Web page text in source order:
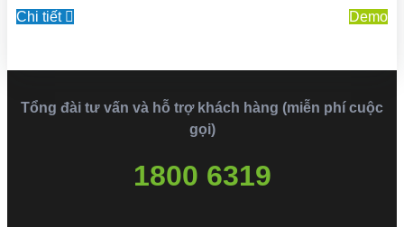
Chi tiết Demo
Tổng đài tư vấn và hỗ trợ khách hàng (miễn phí cuộc
gọi)
1800 6319